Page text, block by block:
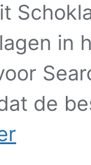
in
de